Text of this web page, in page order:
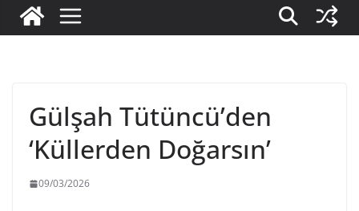
Gülşah Tütüncü’den
‘Küllerden Doğarsın’
09/03/2026